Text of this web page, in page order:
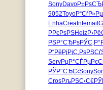
SonyDavo
9052ToyoР“СѓР»Рµ
EnhaCrea Intemail
Р­РєРѕРЅHeiz
РЅР°СЂРѕ
Р“РёРјРјС‚РѕРЅСѓ
ServРџР°СЃРµ
РЎР°СЂС‹Sony
CrosРљРЅС‹С€